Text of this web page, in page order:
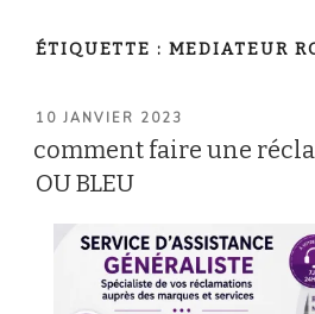
ÉTIQUETTE : MEDIATEUR
PUBLIÉ
10 JANVIER 2023
comment faire une
OU BLEU